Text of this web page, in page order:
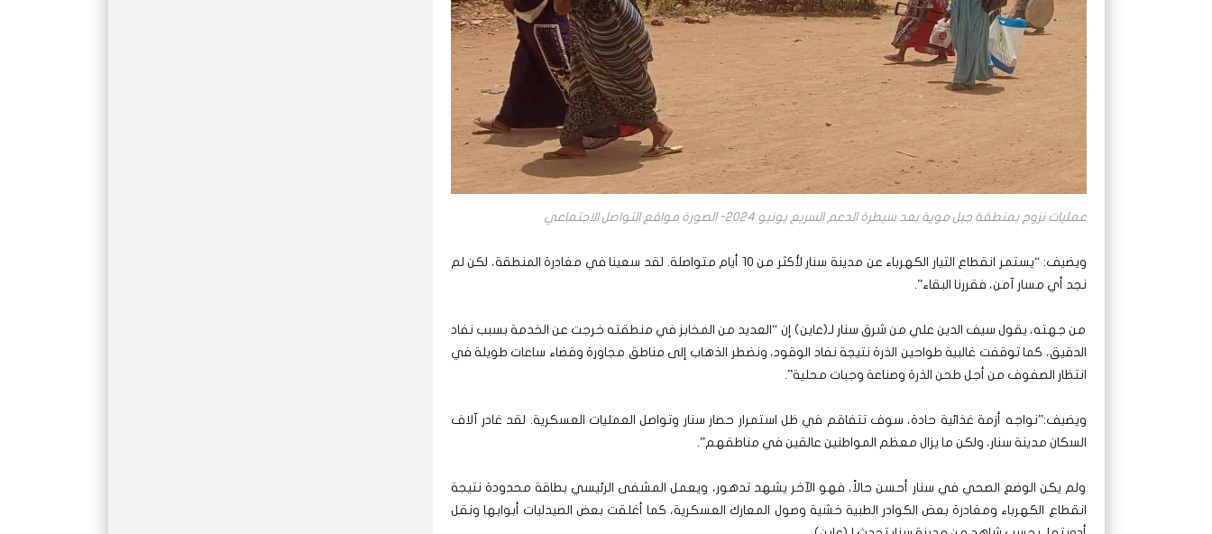
عمليات نزوح بمنطقة جبل موية بعد سيطرة الدعم السريع يونيو 2024- الصورة مواقع التواصل الاجتماعي
ويضيف: “يستمر انقطاع التيار الكهرباء عن مدينة سنار لأكثر من 10 أيام متواصلة. لقد سعينا في مغادرة المنطقة، لكن لم
نجد أي مسار آمن، فقررنا البقاء”.
من جهته، يقول سيف الدين علي من شرق سنار لـ(عاين) إن “العديد من المخابز في منطقته خرجت عن الخدمة بسبب نفاد
الدقيق، كما توقفت غالبية طواحين الذرة نتيجة نفاد الوقود، ونضطر الذهاب إلى مناطق مجاورة وقضاء ساعات طويلة في
انتظار الصفوف من أجل طحن الذرة وصناعة وجبات محلية”.
ويضيف:”نواجه أزمة غذائية حادة، سوف تتفاقم في ظل استمرار حصار سنار وتواصل العمليات العسكرية. لقد غادر آلاف
السكان مدينة سنار، ولكن ما يزال معظم المواطنين عالقين في مناطقهم”.
ولم يكن الوضع الصحي في سنار أحسن حالاً، فهو الآخر يشهد تدهور، ويعمل المشفى الرئيسي بطاقة محدودة نتيجة
انقطاع الكهرباء ومغادرة بعض الكوادر الطبية خشية وصول المعارك العسكرية، كما أغلقت بعض الصيدليات أبوابها ونقل